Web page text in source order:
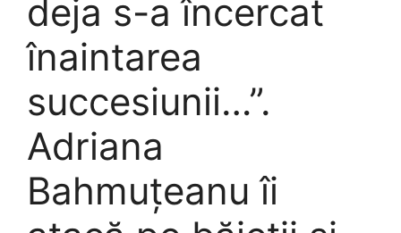
deja s-a încercat
înaintarea
succesiunii…”.
Adriana
Bahmuțeanu îi